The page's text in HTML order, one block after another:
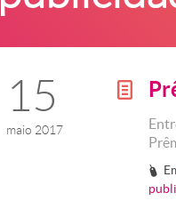
15
maio 2017
g
#